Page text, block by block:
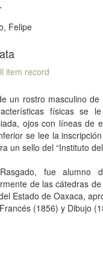
Felipe
item record
un rostro masculino
físicas se
ojos con líneas de
se lee la
un sello del “Instituto
fue
de las cátedras
Estado de Oaxaca,
(1856) y Dibujo